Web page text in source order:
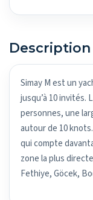
Simay M est un
jusqu’à 10 invités.
personnes, une
autour de 10
qui compte
zone la plus
Fethiye, Göcek,